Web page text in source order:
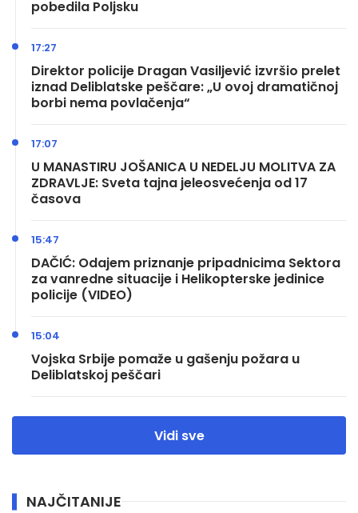
pobedila Poljsku
Direktor policije Dragan Vasiljević izvršio prelet
iznad Deliblatske peščare: „U ovoj dramatičnoj
borbi nema povlačenja“
17:27
U MANASTIRU JOŠANICA U NEDELJU MOLITVA ZA
ZDRAVLJE: Sveta tajna jeleosvećenja od 17
časova
17:07
DAČIĆ: Odajem priznanje pripadnicima Sektora
za vanredne situacije i Helikopterske jedinice
policije (VIDEO)
15:47
Vojska Srbije pomaže u gašenju požara u
Deliblatskoj peščari
15:04
Vidi sve
NAJČITANIJE